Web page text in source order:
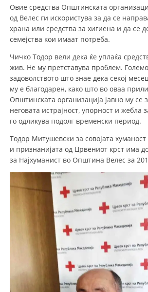
ОРГАНИЗАЦИЈА И РАЗВОЈ
СОБРАНИЕ
СТРУКТУРА И ОРГАНИЗАЦИОНА
ДИСЕМИНАЦИЈА
MЕЃУНАРОДНО ХУМАНИТАРНО
ПРОМОЦИЈА НА ХУМАНИ
СОЦИЈАЛНО ХУМАНИТАРНА
КАКО ДА ДОНИРАТЕ
ПОДГОТВЕНОСТ И ДЕЈСТВО ПРИ
ТИМОВИ НА ООЦК
СПАСИТЕЛНА СТАНИЦА ВОДНО
ПРОЕКТИ – ПОДГОТВЕНОСТ И ДЕЈСТВУВАЊЕ
ОДНОСИ СО ЈАВНОСТ
Овие средства Општинската
од Велес ги искористува за да се
храна или средства за хигиена и да се
семејства кои имаат потреба.
Чичко Тодор вели дека ќе уплаќа
жив. Не му претставува проблем.
задоволството што знае дека секој
му е благодарен, како што во оваа
Општинската организација јавно му се
неговата истрајност, упорност и жебла
го одликува подолг временски период.
Тодор Митушевски за совојата хуманост
и признанијата од Црвениот крст има
за Најхуманист во Општина Велес за